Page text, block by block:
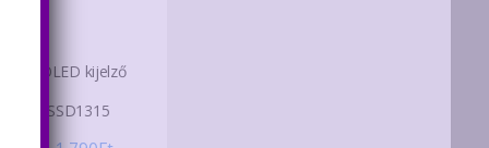
os OLED kijelző
SSD1315